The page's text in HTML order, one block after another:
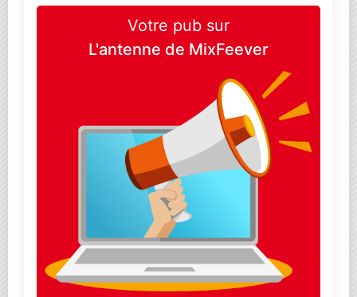
Votre pub sur
L'antenne de MixFeever